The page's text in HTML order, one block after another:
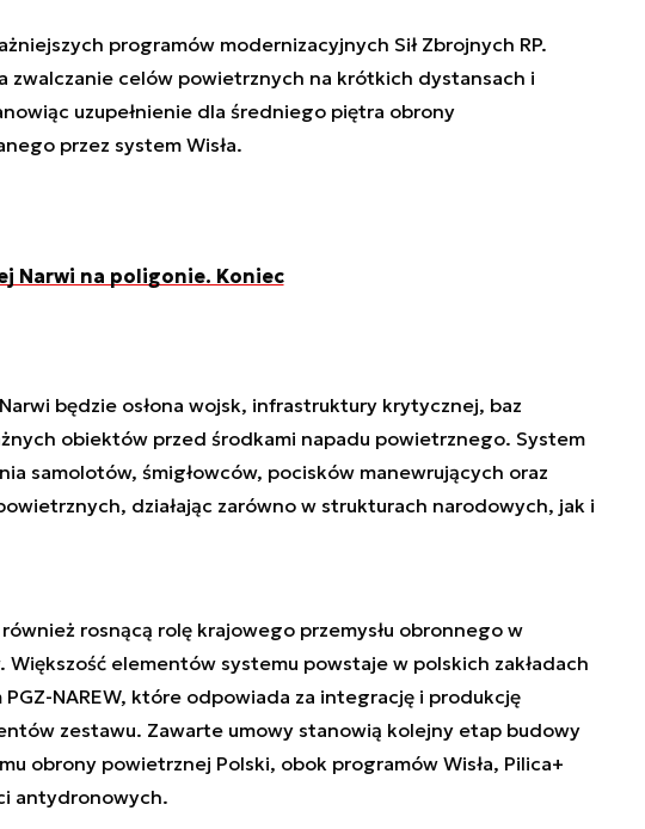
programów modernizacyjnych Sił Zbrojnych RP.
zwalczanie celów powietrznych na krótkich dystansach i
uzupełnienie dla średniego piętra obrony
przez system Wisła.
Narwi na poligonie. Koniec
będzie osłona wojsk, infrastruktury krytycznej, baz
obiektów przed środkami napadu powietrznego. System
samolotów, śmigłowców, pocisków manewrujących oraz
działając zarówno w strukturach narodowych, jak i
rosnącą rolę krajowego przemysłu obronnego w
Większość elementów systemu powstaje w polskich zakładach
NAREW, które odpowiada za integrację i produkcję
zestawu. Zawarte umowy stanowią kolejny etap budowy
obrony powietrznej Polski, obok programów Wisła, Pilica+
antydronowych.